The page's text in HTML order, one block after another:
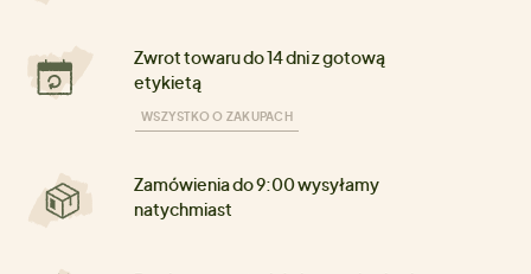
Zwrot towaru do 14 dni z gotową
etykietą
WSZYSTKO O ZAKUPACH
Zamówienia do 9:00 wysyłamy
natychmiast